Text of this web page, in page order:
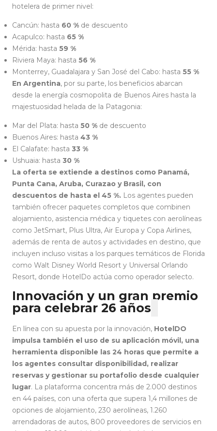
hotelera de primer nivel:
Cancún: hasta 60 % de descuento
Acapulco: hasta 65 %
Mérida: hasta 59 %
Riviera Maya: hasta 56 %
Monterrey, Guadalajara y San José del Cabo: hasta 55 %
En Argentina, por su parte, los beneficios abarcan
desde la energía cosmopolita de Buenos Aires hasta la
majestuosidad helada de la Patagonia:
Mar del Plata: hasta 50 % de descuento
Buenos Aires: hasta 43 %
El Calafate: hasta 33 %
Ushuaia: hasta 30 %
La oferta se extiende a destinos como Panamá,
Punta Cana, Aruba, Curazao y Brasil, con
descuentos de hasta el 45 %. Los agentes pueden
también ofrecer paquetes completos que combinen
alojamiento, asistencia médica y tiquetes con aerolíneas
como JetSmart, Plus Ultra, Air Europa y Copa Airlines,
además de renta de autos y actividades en destino, que
incluyen incluso visitas a los parques temáticos de Florida
como Walt Disney World Resort y Universal Orlando
Resort, donde HotelDo actúa como operador selecto.
Innovación y un gran premio
para celebrar 26 años
En línea con su apuesta por la innovación, HotelDO
impulsa también el uso de su aplicación móvil, una
herramienta disponible las 24 horas que permite a
los agentes consultar disponibilidad, realizar
reservas y gestionar su portafolio desde cualquier
lugar. La plataforma concentra más de 2.000 destinos
en 44 países, con una oferta que supera 1,4 millones de
opciones de alojamiento, 230 aerolíneas, 1.260
arrendadoras de autos, 800 proveedores de servicios en